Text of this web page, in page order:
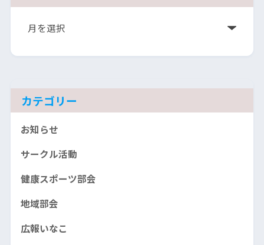
ア
カ
ブ
カテゴリー
お知らせ
サークル活動
健康スポーツ部会
地域部会
広報いなこ